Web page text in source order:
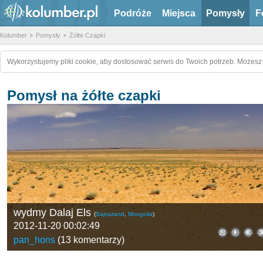
Podróże Miejsca Pomysły
Kolumber Pomysły Żółte Czapki
Wykorzystujemy pliki cookie, aby dostosować serwis do Twoich potrzeb.
Pomysł na żółte czapki
wydmy Dalaj Els (Sajnszand Mongolia)
2012-11-20 00:02:49
pan_hons (13 komentarzy)